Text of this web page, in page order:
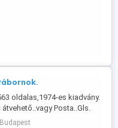
oldalas,1974-es kiadvány.
átvehető..vagy Posta..Gls.